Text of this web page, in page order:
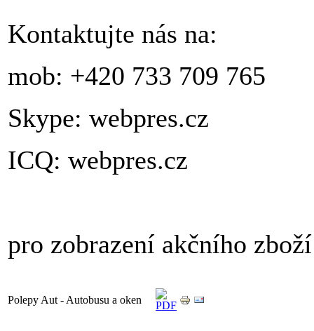
Kontaktujte nás na:
mob: +420 733 709 765
Skype: webpres.cz
ICQ: webpres.cz
pro zobrazení akčního
Polepy Aut - Autobusu a oken